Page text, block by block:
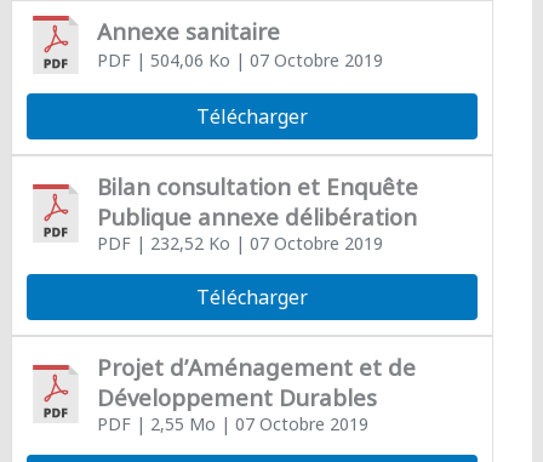
Annexe sanitaire
PDF| 504,06 Ko | 07 Octobre 2019
Télécharger
Bilan consultation et Enquête
Publique annexe délibération
PDF| 232,52 Ko | 07 Octobre 2019
Télécharger
Projet d’Aménagement et de
Développement Durables
PDF| 2,55 Mo | 07 Octobre 2019